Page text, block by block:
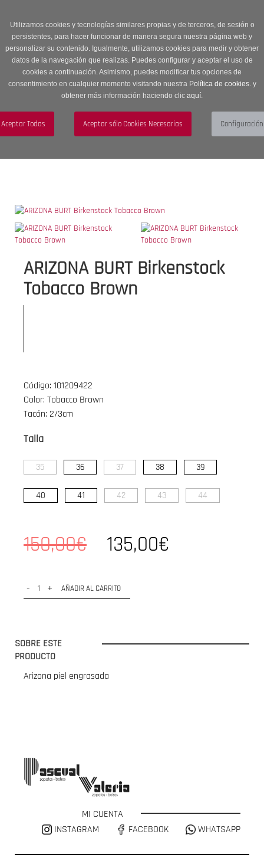
Utilizamos cookies y tecnologías similares propias y de terceros, de sesión o
persistentes, para hacer funcionar de manera segura nuestra página web y
personalizar su contenido. Igualmente, utilizamos cookies para medir y obtener
datos de la navegación que realizas. Puedes configurar y aceptar el uso de
cookies a continuación. Asimismo, puedes modificar tus opciones de
consentimiento en cualquier momento visitando nuestra Política de cookies.y
obtener más información haciendo clic aquí.
descuento en Sección OUTLET con código OUTLET20
navigation
Menú
ARIZONA BURT Birkenstock
Tobacco Brown
Código: 101209422
Color: Tobacco Brown
Tacón: 2/3cm
Talla
35 36 37 38 39
40 41 42 43 44
150,00€ 135,00€
- + AÑADIR AL CARRITO
SOBRE ESTE
PRODUCTO
Arizona piel engrasada
MI CUENTA
INSTAGRAM
FACEBOOK WHATSAPP